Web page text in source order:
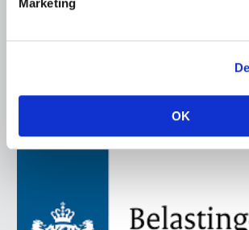
OK
beloftes voor een betere toekomst voor